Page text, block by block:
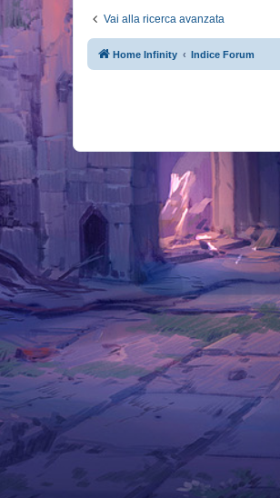
Vai alla ricerca avanzata
Home Infinity Indice Forum